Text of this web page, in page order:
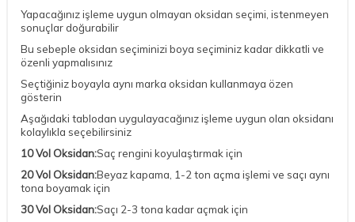
Yapacağınız işleme uygun olmayan oksidan seçimi, istenmeyen
sonuçlar doğurabilir
Bu sebeple oksidan seçiminizi boya seçiminiz kadar dikkatli ve
özenli yapmalısınız
Seçtiğiniz boyayla aynı marka oksidan kullanmaya özen
gösterin
Aşağıdaki tablodan uygulayacağınız işleme uygun olan oksidanı
kolaylıkla seçebilirsiniz
10 Vol Oksidan:Saç rengini koyulaştırmak için
20 Vol Oksidan:Beyaz kapama, 1-2 ton açma işlemi ve saçı aynı
tona boyamak için
30 Vol Oksidan:Saçı 2-3 tona kadar açmak için